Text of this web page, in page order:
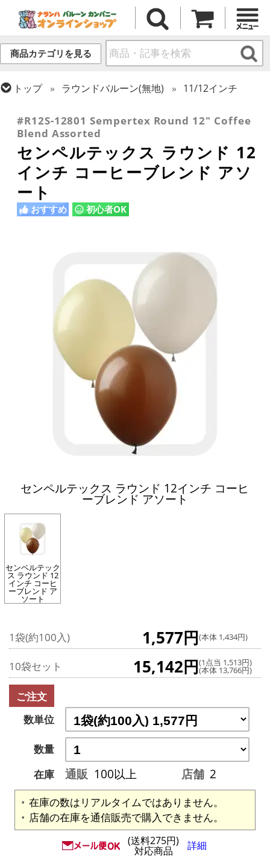
商品カテゴリを見る
トップ ラウンドバルーン(無地)
11/12インチ
#R12S-12801 Sempertex Round 12" Coffee
Blend Assorted
センペルテックス ラウンド 12
インチ コーヒーブレンド アソ
ート
おすすめ 初心者OK
センペルテックス ラウンド 12インチ コーヒ
ーブレンド アソート
センペルテック
ス ラウンド 12
インチ コーヒ
ーブレンド ア
ソート
1袋(約100入) 1,577円(本体 1,434円)
10袋セット 15,142円(1点当 1,513円)
(本体 13,766円)
ご注文
数単位
数量
在庫
通販 100以上 店舗 2
在庫の数はリアルタイムではありません。
店舗の在庫を通信販売で購入できません。
(送料275円)
対応商品 詳細